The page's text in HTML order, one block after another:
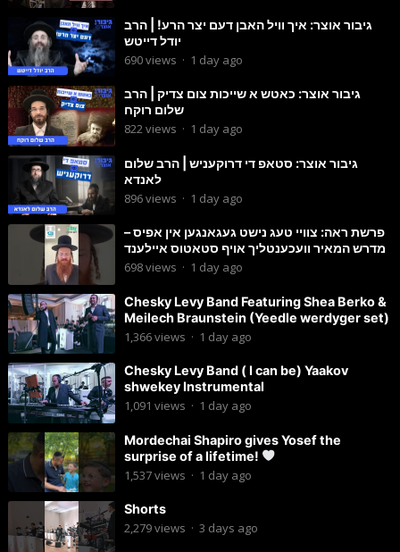
גיבור אוצר: איך וויל האבן דעם יצר הרע! | הרב
יודל דייטש
690views · 1 day ago
גיבור אוצר: כאטש א שייכות צום צדיק | הרב
שלום רוקח
822views · 1 day ago
גיבור אוצר: סטאפ די דרוקעניש | הרב שלום
לאנדא
896views · 1 day ago
פרשת ראה: צוויי טעג נישט געגאנגען אין אפיס –
מדרש המאיר וועכענטליך אויף סטאטוס איילענד
698views · 1 day ago
Chesky Levy Band Featuring Shea Berko &
Meilech Braunstein (Yeedle werdyger set)
1,366views · 1 day ago
Chesky Levy Band ( I can be) Yaakov
shwekey Instrumental
1,091 views · 1 day ago
Mordechai Shapiro gives Yosef the
surprise of a lifetime!
1,537views · 1 day ago
Shorts
2,279views · 3 days ago